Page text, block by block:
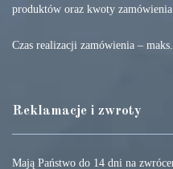
produktów oraz kwoty
Czas realizacji zamówienia –
Reklamacje i zwroty
Mają Państwo do 14 dni na